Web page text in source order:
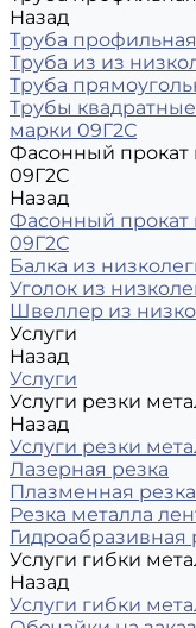
Назад
Труба
Труба из из
Труба
Трубы
марки 09Г2С
Фасонный прокат
09Г2С
Назад
Фасонный прокат
09Г2С
Балка из
Уголок из
Швеллер из
Услуги
Назад
Услуги
Услуги резки
Назад
Услуги резки
Лазерная резка
Плазменная резка
Резка металла
Гидроабразивная
Услуги гибки
Назад
Услуги гибки